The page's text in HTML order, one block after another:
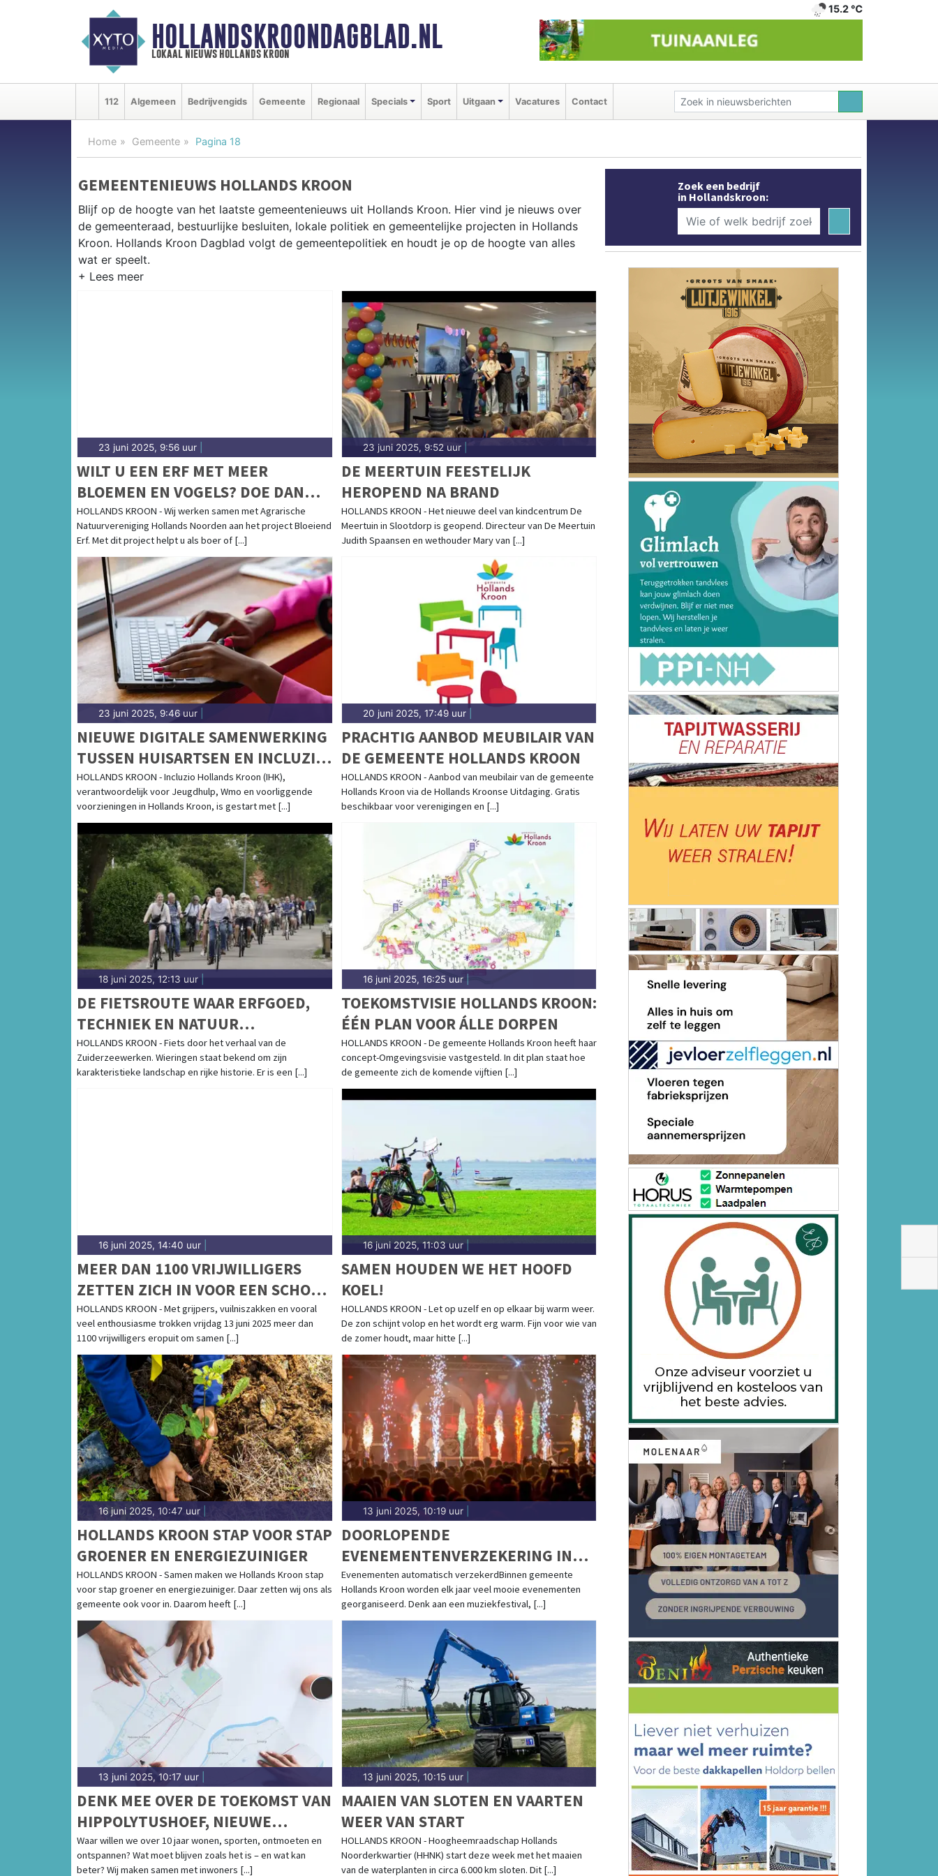
HOLLANDSKROONDAGBLAD.NL
lokaal nieuws hollands kroon
15.2 ℃
112 Algemeen Bedrijvengids Gemeente Regionaal Specials Sport Uitgaan Vacatures Contact
Home Gemeente Pagina 18
GEMEENTENIEUWS HOLLANDS KROON
Blijf op de hoogte van het laatste gemeentenieuws uit Hollands Kroon. Hier vind je nieuws over
de gemeenteraad, bestuurlijke besluiten, lokale politiek en gemeentelijke projecten in Hollands
Kroon. Hollands Kroon Dagblad volgt de gemeentepolitiek en houdt je op de hoogte van alles
wat er speelt.
Van woningbouwplannen in de polderdorpen en de aanleg van windparken tot besluiten over
agrarisch beleid, natuur en bereikbaarheid in de Kop van Noord-Holland. Hier vind je het
complete overzicht van gemeentenieuws in Hollandskroon.
23 juni 2025, 9:56 uur
WILT U EEN ERF MET MEER
BLOEMEN EN VOGELS? DOE DAN
MEE MET BLOEIEND ERF!
HOLLANDS KROON - Wij werken samen met Agrarische
Natuurvereniging Hollands Noorden aan het project Bloeiend
Erf. Met dit project helpt u als boer of [...]
23 juni 2025, 9:52 uur|
DE MEERTUIN FEESTELIJK
HEROPEND NA BRAND
HOLLANDS KROON - Het nieuwe deel van kindcentrum De
Meertuin in Slootdorp is geopend. Directeur van De Meertuin
Judith Spaansen en wethouder Mary van [...]
23 juni 2025, 9:46 uur
NIEUWE DIGITALE SAMENWERKING
TUSSEN HUISARTSEN EN INCLUZIO
HOLLANDS KROON
HOLLANDS KROON - Incluzio Hollands Kroon (IHK),
verantwoordelijk voor Jeugdhulp, Wmo en voorliggende
voorzieningen in Hollands Kroon, is gestart met [...]
20 juni 2025, 17:49 uur|
PRACHTIG AANBOD MEUBILAIR VAN
DE GEMEENTE HOLLANDS KROON
HOLLANDS KROON - Aanbod van meubilair van de gemeente
Hollands Kroon via de Hollands Kroonse Uitdaging. Gratis
beschikbaar voor verenigingen en [...]
18 juni 2025, 12:13 uur
DE FIETSROUTE WAAR ERFGOED,
TECHNIEK EN NATUUR
SAMENKOMEN!
HOLLANDS KROON - Fiets door het verhaal van de
Zuiderzeewerken. Wieringen staat bekend om zijn
karakteristieke landschap en rijke historie. Er is een [...]
16 juni 2025, 16:25 uur|
TOEKOMSTVISIE HOLLANDS KROON:
ÉÉN PLAN VOOR ÁLLE DORPEN
HOLLANDS KROON - De gemeente Hollands Kroon heeft haar
concept-Omgevingsvisie vastgesteld. In dit plan staat hoe
de gemeente zich de komende vijftien [...]
16 juni 2025, 14:40 uur
MEER DAN 1100 VRIJWILLIGERS
ZETTEN ZICH IN VOOR EEN SCHONE
GEMEENTE TIJDENS 'HOLLANDS
KROON IN 1 DAG SCHOON'
HOLLANDS KROON - Met grijpers, vuilniszakken en vooral
veel enthousiasme trokken vrijdag 13 juni 2025 meer dan
1100 vrijwilligers eropuit om samen [...]
16 juni 2025, 11:03 uur|
SAMEN HOUDEN WE HET HOOFD
KOEL!
HOLLANDS KROON - Let op uzelf en op elkaar bij warm weer.
De zon schijnt volop en het wordt erg warm. Fijn voor wie van
de zomer houdt, maar hitte [...]
16 juni 2025, 10:47 uur
HOLLANDS KROON STAP VOOR STAP
GROENER EN ENERGIEZUINIGER
HOLLANDS KROON - Samen maken we Hollands Kroon stap
voor stap groener en energiezuiniger. Daar zetten wij ons als
gemeente ook voor in. Daarom heeft [...]
13 juni 2025, 10:19 uur|
DOORLOPENDE
EVENEMENTENVERZEKERING IN
HOLLANDS KROON
Evenementen automatisch verzekerdBinnen gemeente
Hollands Kroon worden elk jaar veel mooie evenementen
georganiseerd. Denk aan een muziekfestival, [...]
13 juni 2025, 10:17 uur
DENK MEE OVER DE TOEKOMST VAN
HIPPOLYTUSHOEF, NIEUWE
NIEDORP EN WINKEL
Waar willen we over 10 jaar wonen, sporten, ontmoeten en
ontspannen? Wat moet blijven zoals het is – en wat kan
beter? Wij maken samen met inwoners [...]
13 juni 2025, 10:15 uur|
MAAIEN VAN SLOTEN EN VAARTEN
WEER VAN START
HOLLANDS KROON - Hoogheemraadschap Hollands
Noorderkwartier (HHNK) start deze week met het maaien
van de waterplanten in circa 6.000 km sloten. Dit [...]
Zoek een bedrijf
in Hollandskroon: